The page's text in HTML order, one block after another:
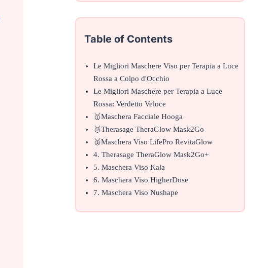
Table of Contents
Le Migliori Maschere Viso per Terapia a Luce
Rossa a Colpo d'Occhio
Le Migliori Maschere per Terapia a Luce
Rossa: Verdetto Veloce
🥇Maschera Facciale Hooga
🥈Therasage TheraGlow Mask2Go
🥉Maschera Viso LifePro RevitaGlow
4. Therasage TheraGlow Mask2Go+
5. Maschera Viso Kala
6. Maschera Viso HigherDose
7. Maschera Viso Nushape